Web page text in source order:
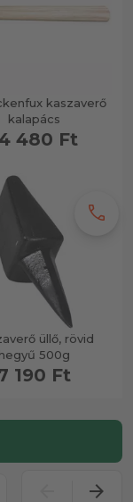
kaszaverő
kalapács
480 Ft
üllő, rövid
hegyű 500g
190 Ft
call